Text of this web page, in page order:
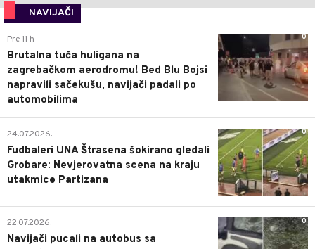
NAVIJAČI
0
Pre 11 h
Brutalna tuča huligana na
zagrebačkom aerodromu! Bed Blu Bojsi
napravili sačekušu, navijači padali po
automobilima
0
24.07.2026.
Fudbaleri UNA Štrasena šokirano gledali
Grobare: Nevjerovatna scena na kraju
utakmice Partizana
0
22.07.2026.
Navijači pucali na autobus sa